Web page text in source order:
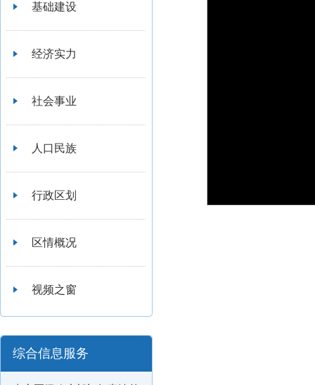
基础建设
经济实力
社会事业
人口民族
行政区划
区情概况
视频之窗
综合信息服务